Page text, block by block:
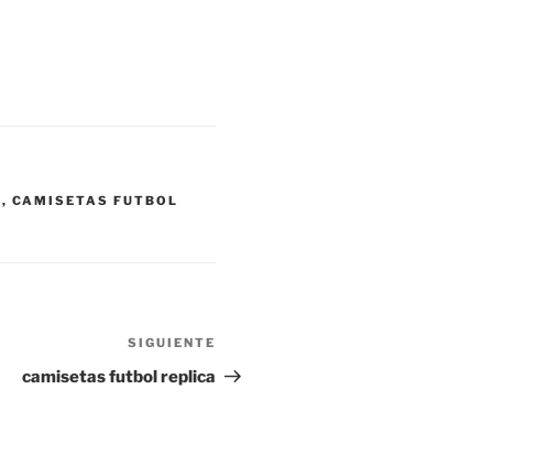
, CAMISETAS FUTBOL
entrada
SIGUIENTE
camisetas futbol replica